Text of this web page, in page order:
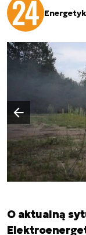
Poprzedni
O aktualną